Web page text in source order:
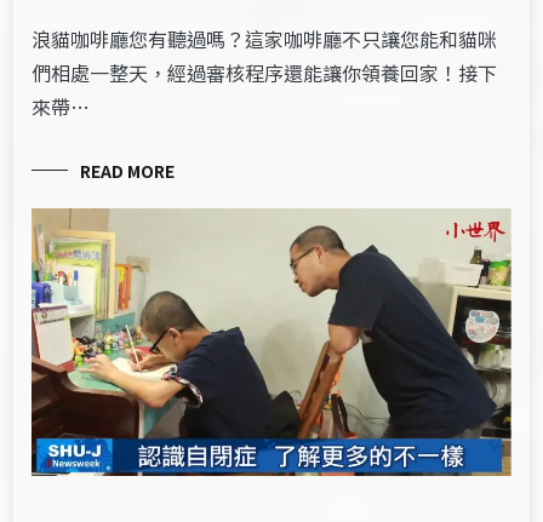
浪貓咖啡廳您有聽過嗎？這家咖啡廳不只讓您能和貓咪
們相處一整天，經過審核程序還能讓你領養回家！接下
來帶…
READ MORE